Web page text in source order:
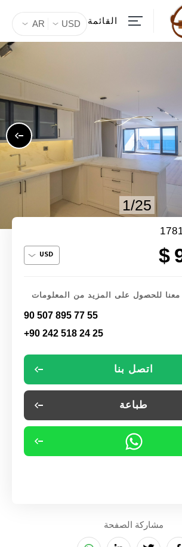
القائمة AR USD
1/25
معنا للحصول على المزيد من المعلومات
90 507 895 77 55
+90 242 518 24 25
اتصل بنا
طباعة
مشاركة الصفحة